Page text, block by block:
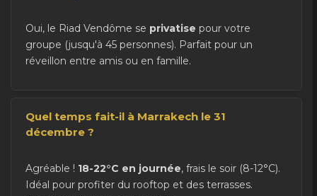
Oui, le Riad Vendôme se privatise pour votre
groupe (jusqu'à 45 personnes). Parfait pour un
réveillon entre amis ou en famille.
Quel temps fait-il à Marrakech le 31
décembre ?
Agréable ! 18-22°C en journée, frais le soir (8-12°C).
Idéal pour profiter du rooftop et des terrasses.